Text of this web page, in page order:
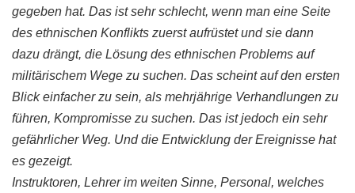
gegeben hat. Das ist sehr schlecht, wenn man eine Seite
des ethnischen Konflikts zuerst aufrüstet und sie dann
dazu drängt, die Lösung des ethnischen Problems auf
militärischem Wege zu suchen. Das scheint auf den ersten
Blick einfacher zu sein, als mehrjährige Verhandlungen zu
führen, Kompromisse zu suchen. Das ist jedoch ein sehr
gefährlicherWeg. Und die Entwicklung der Ereignisse hat
es gezeigt.
Instruktoren, Lehrer im weiten Sinne, Personal, welches